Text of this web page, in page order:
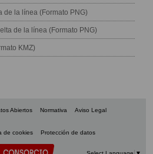
de la línea (Formato PNG)
de la línea (Formato PNG)
KMZ)
Abiertos Normativa Aviso Legal
de cookies Protección de datos